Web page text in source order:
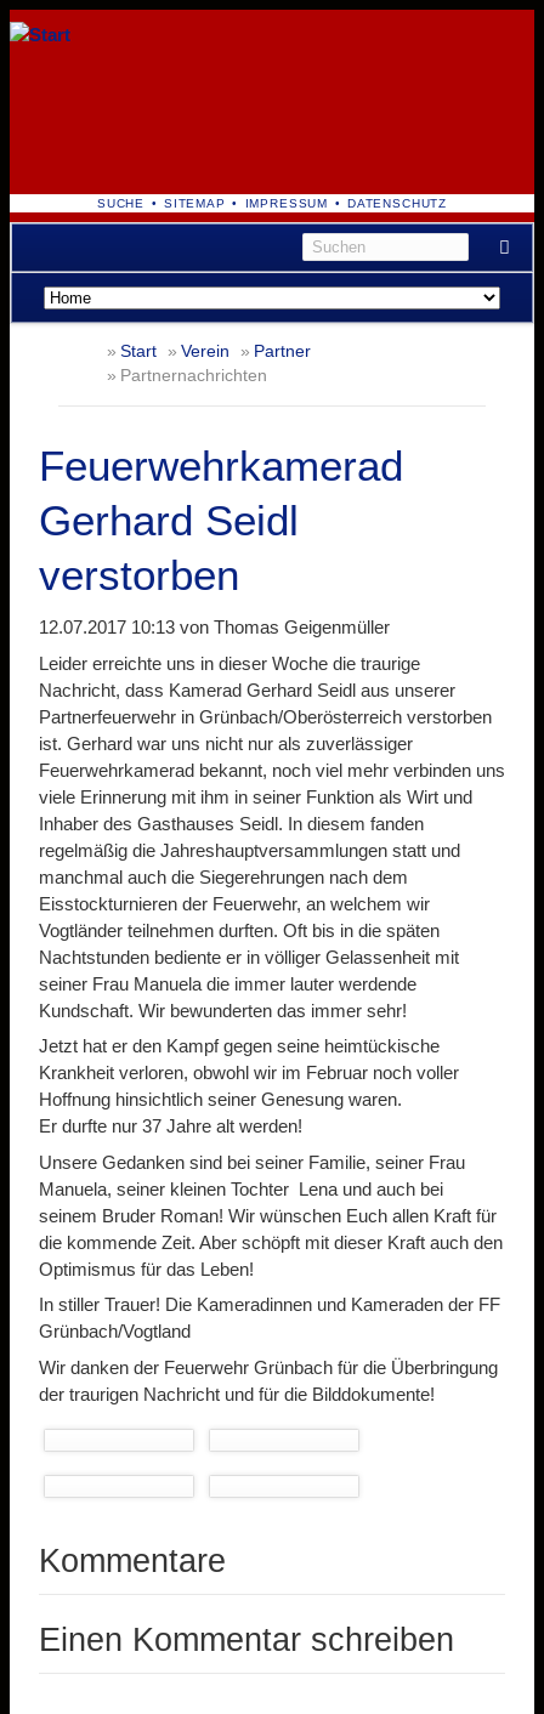
NAVIGATION
ÜBERSPRINGEN
SUCHE SITEMAP IMPRESSUM DATENSCHUTZ
Navigation
überspringen
Start Verein
Partner
Partnernachrichten
Feuerwehrkamerad
Gerhard Seidl
verstorben
12.07.2017 10:13 von Thomas Geigenmüller
Leider erreichte uns in dieser Woche die traurige
Nachricht, dass Kamerad Gerhard Seidl aus unserer
Partnerfeuerwehr in Grünbach/Oberösterreich verstorben
ist. Gerhard war uns nicht nur als zuverlässiger
Feuerwehrkamerad bekannt, noch viel mehr verbinden uns
viele Erinnerung mit ihm in seiner Funktion als Wirt und
Inhaber des Gasthauses Seidl. In diesem fanden
regelmäßig die Jahreshauptversammlungen statt und
manchmal auch die Siegerehrungen nach dem
Eisstockturnieren der Feuerwehr, an welchem wir
Vogtländer teilnehmen durften. Oft bis in die späten
Nachtstunden bediente er in völliger Gelassenheit mit
seiner Frau Manuela die immer lauter werdende
Kundschaft. Wir bewunderten das immer sehr!
Jetzt hat er den Kampf gegen seine heimtückische
Krankheit verloren, obwohl wir im Februar noch voller
Hoffnung hinsichtlich seiner Genesung waren.
Er durfte nur 37 Jahre alt werden!
Unsere Gedanken sind bei seiner Familie, seiner Frau
Manuela, seiner kleinen Tochter Lena und auch bei
seinem Bruder Roman! Wir wünschen Euch allen Kraft für
die kommende Zeit. Aber schöpft mit dieser Kraft auch den
Optimismus für das Leben!
In stiller Trauer! Die Kameradinnen und Kameraden der FF
Grünbach/Vogtland
Wir danken der Feuerwehr Grünbach für die Überbringung
der traurigen Nachricht und für die Bilddokumente!
Kommentare
Einen Kommentar schreiben